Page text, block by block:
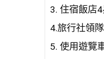
3. 住宿飯店
4.旅行社領
5. 使用遊覽